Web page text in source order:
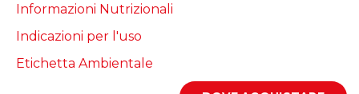
Informazioni Nutrizionali
Indicazioni per l'uso
Etichetta Ambientale